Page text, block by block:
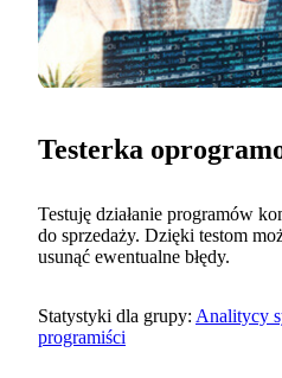
Testerka
Testuję działanie programów
do sprzedaży. Dzięki testom
usunąć ewentualne błędy.
Statystyki dla grupy: Analitycy
programiści